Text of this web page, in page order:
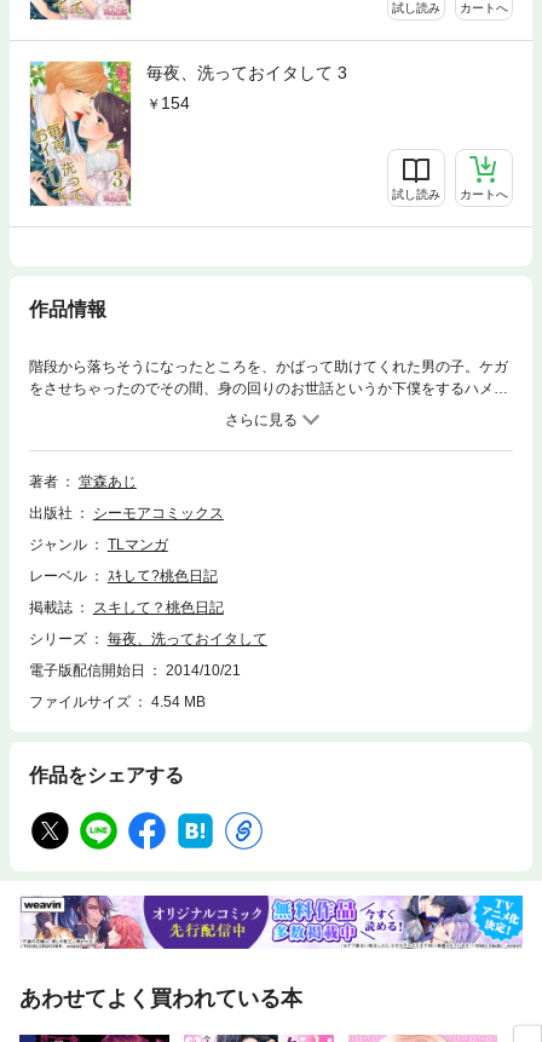
試し読み カートへ
毎夜、洗っておイタして 3
154
試し読み カートへ
作品情報
階段から落ちそうになったところを、かばって助けてくれた男の子。ケガ
をさせちゃったのでその間、身の回りのお世話というか下僕をするハメ
に！？けどその男の子が呆れるぐらいの節操なし！毎日違う女の子とエッ
チしている現場を見ちゃって！！【桃色日記】
著者
堂森あじ
出版社
シーモアコミックス
ジャンル
TLマンガ
レーベル
ｽｷして?桃色日記
掲載誌
スキして？桃色日記
シリーズ
毎夜、洗っておイタして
電子版配信開始日
2014/10/21
ファイルサイズ
4.54 MB
作品をシェアする
あわせてよく買われている本